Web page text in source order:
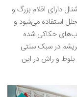
دارای اقلام بزرگ و
استفاده می‌شود و
حکاکی شده
در سبک سنتی
و راش در این